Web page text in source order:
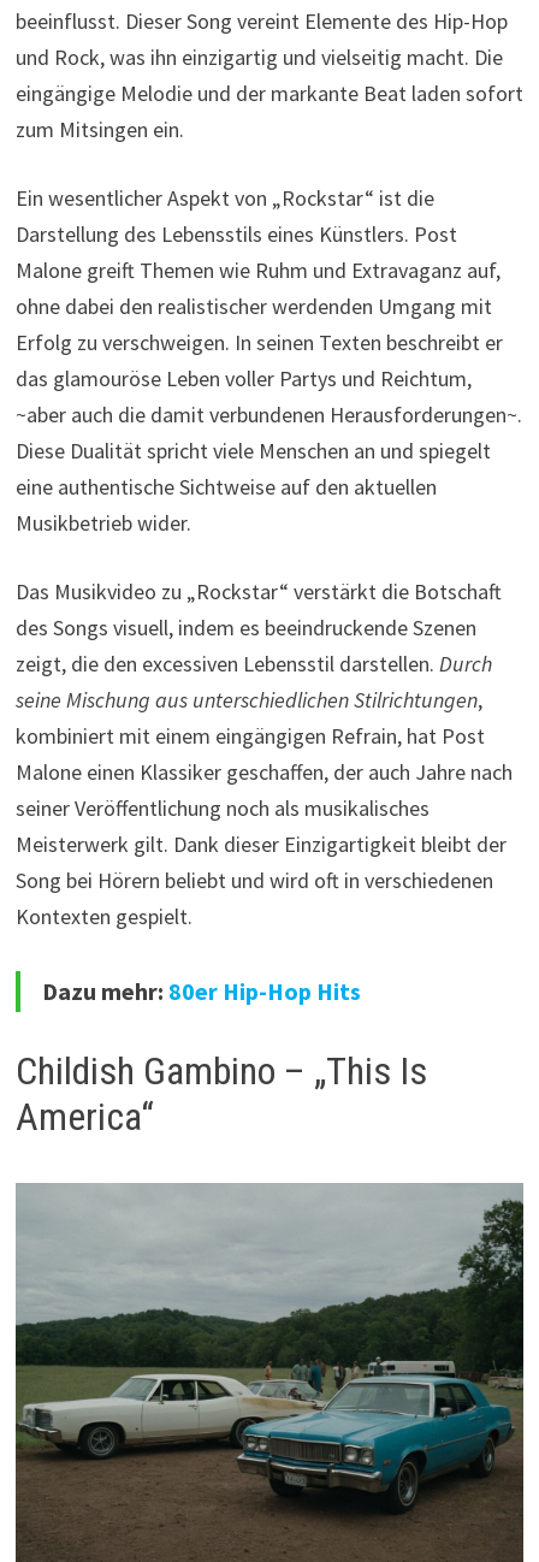
beeinflusst. Dieser Song vereint Elemente des Hip-Hop
und Rock, was ihn einzigartig und vielseitig macht. Die
eingängige Melodie und der markante Beat laden sofort
zum Mitsingen ein.
Ein wesentlicher Aspekt von „Rockstar“ ist die
Darstellung des Lebensstils eines Künstlers. Post
Malone greift Themen wie Ruhm und Extravaganz auf,
ohne dabei den realistischer werdenden Umgang mit
Erfolg zu verschweigen. In seinen Texten beschreibt er
das glamouröse Leben voller Partys und Reichtum,
~aber auch die damit verbundenen Herausforderungen~.
Diese Dualität spricht viele Menschen an und spiegelt
eine authentische Sichtweise auf den aktuellen
Musikbetrieb wider.
Das Musikvideo zu „Rockstar“ verstärkt die Botschaft
des Songs visuell, indem es beeindruckende Szenen
zeigt, die den excessiven Lebensstil darstellen. Durch
seine Mischung aus unterschiedlichen Stilrichtungen,
kombiniert mit einem eingängigen Refrain, hat Post
Malone einen Klassiker geschaffen, der auch Jahre nach
seiner Veröffentlichung noch als musikalisches
Meisterwerk gilt. Dank dieser Einzigartigkeit bleibt der
Song bei Hörern beliebt und wird oft in verschiedenen
Kontexten gespielt.
Dazu mehr: 80er Hip-Hop Hits
Childish Gambino – „This Is
America“